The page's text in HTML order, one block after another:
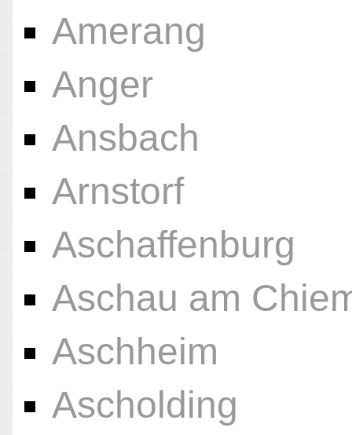
Amerang
Anger
Ansbach
Arnstorf
Aschaffenburg
Aschau am
Aschheim
Ascholding